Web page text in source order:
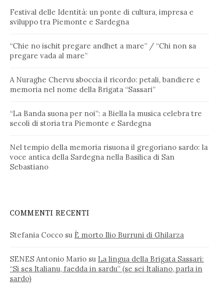
Festival delle Identità: un ponte di cultura, impresa e
sviluppo tra Piemonte e Sardegna
“Chie no ischit pregare andhet a mare” / “Chi non sa
pregare vada al mare”
A Nuraghe Chervu sboccia il ricordo: petali, bandiere e
memoria nel nome della Brigata “Sassari”
“La Banda suona per noi”: a Biella la musica celebra tre
secoli di storia tra Piemonte e Sardegna
Nel tempio della memoria risuona il gregoriano sardo: la
voce antica della Sardegna nella Basilica di San
Sebastiano
COMMENTI RECENTI
Stefania Cocco su È morto Ilio Burruni di Ghilarza
SENES Antonio Mario su La lingua della Brigata Sassari:
“Si ses Italianu, faedda in sardu” (se sei Italiano, parla in
sardo)